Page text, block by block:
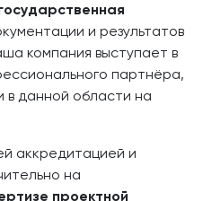
и результатов
компания выступает в
партнёра,
в данной области на
аккредитацией и
на
проектной